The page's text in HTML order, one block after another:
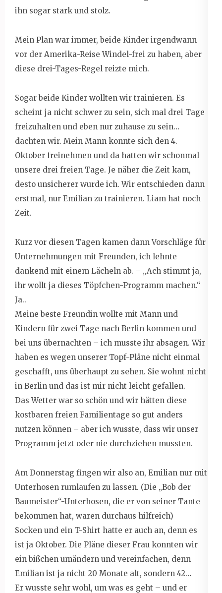
ihn sogar stark und stolz.
Mein Plan war immer, beide Kinder irgendwann
vor der Amerika-Reise Windel-frei zu haben, aber
diese drei-Tages-Regel reizte mich.
Sogar beide Kinder wollten wir trainieren. Es
scheint ja nicht schwer zu sein, sich mal drei Tage
freizuhalten und eben nur zuhause zu sein…
dachten wir. Mein Mann konnte sich den 4.
Oktober freinehmen und da hatten wir schonmal
unsere drei freien Tage. Je näher die Zeit kam,
desto unsicherer wurde ich. Wir entschieden dann
erstmal, nur Emilian zu trainieren. Liam hat noch
Zeit.
Kurz vor diesen Tagen kamen dann Vorschläge für
Unternehmungen mit Freunden, ich lehnte
dankend mit einem Lächeln ab. – „Ach stimmt ja,
ihr wollt ja dieses Töpfchen-Programm machen.“
Ja..
Meine beste Freundin wollte mit Mann und
Kindern für zwei Tage nach Berlin kommen und
bei uns übernachten – ich musste ihr absagen. Wir
haben es wegen unserer Topf-Pläne nicht einmal
geschafft, uns überhaupt zu sehen. Sie wohnt nicht
in Berlin und das ist mir nicht leicht gefallen.
Das Wetter war so schön und wir hätten diese
kostbaren freien Familientage so gut anders
nutzen können – aber ich wusste, dass wir unser
Programm jetzt oder nie durchziehen mussten.
Am Donnerstag fingen wir also an, Emilian nur mit
Unterhosen rumlaufen zu lassen. (Die „Bob der
Baumeister“-Unterhosen, die er von seiner Tante
bekommen hat, waren durchaus hilfreich)
Socken und ein T-Shirt hatte er auch an, denn es
ist ja Oktober. Die Pläne dieser Frau konnten wir
ein bißchen umändern und vereinfachen, denn
Emilian ist ja nicht 20 Monate alt, sondern 42…
Er wusste sehr wohl, um was es geht – und er